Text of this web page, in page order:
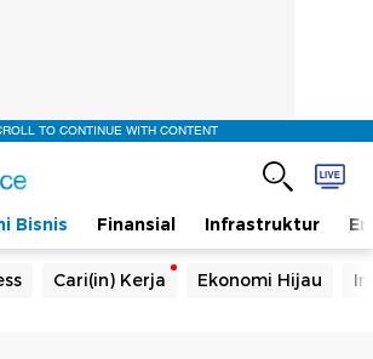
TO CONTINUE WITH CONTENT
Bisnis Finansial Infrastruktur
Cari(in) Kerja Ekonomi Hijau